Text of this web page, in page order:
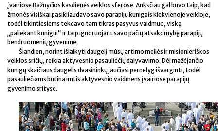
įvairiose Bažnyčios kasdienės veiklos sferose. Anksčiau gal buvo taip, kad
žmonės visiškai pasikliaudavo savo parapijų kunigais kiekvienoje veikloje,
todėl tikintiesiems tekdavo tam tikras pasyvus vaidmuo, viską
„paliekant kunigui“ ir taip ignoruojant savo pačių atsakomybę parapijų
bendruomenių gyvenime.
Šiandien, norint išlaikyti daugelį mūsų artimo meilės ir misionieriškos
veiklos sričių, reikia aktyvesnio pasauliečių dalyvavimo. Dėl mažėjančio
kunigų skaičiaus daugelis dvasininkų jaučiasi pernelyg išvarginti, todėl
pasauliečiams būtina imtis aktyvesnio vaidmens įvairiose parapijų
gyvenimo srityse.